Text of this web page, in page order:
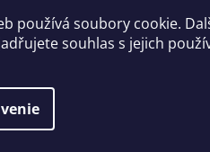
používá soubory cookie.
souhlas s jejich